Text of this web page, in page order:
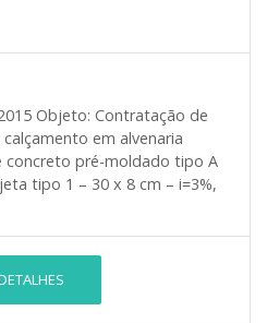
Objeto: Contratação de
em alvenaria
concreto pré-moldado tipo A
tipo 1 – 30 x 8 cm – i=3%,